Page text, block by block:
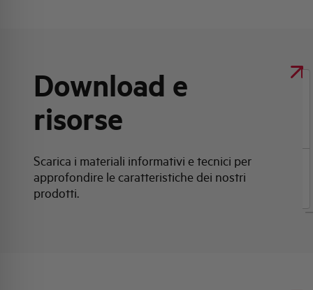
Download e
risorse
Scarica i materiali informativi e tecnici per
approfondire le caratteristiche dei nostri
prodotti.
Clicca qui per scaricare: Scheda tecnica
prodotto
Scheda tecnica prodotto